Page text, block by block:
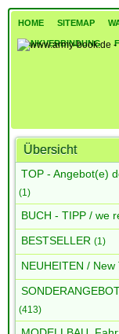
HOME SITEMAP
BANKVERBINDUNG
Übersicht
TOP - Angebot(e)
(1)
BUCH - TIPP / we
BESTSELLER (1)
NEUHEITEN /
(413)